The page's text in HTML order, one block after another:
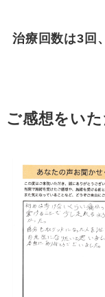
治療回数は3回
ご感想をい